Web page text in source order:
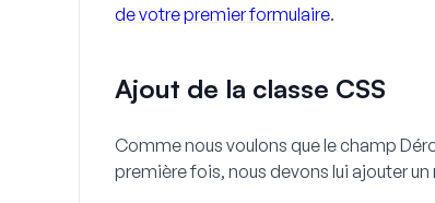
de votre premier formulaire.
Ajout de la classe CSS
Comme nous voulons que le champ
première fois, nous devons lui ajouter